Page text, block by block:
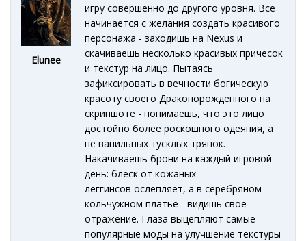
Elunee
игру совершенно до другого уровня. Всё
начинается с желания создать красивого
персонажа - заходишь на Nexus и
скачиваешь несколько красивых причесок
и текстур на лицо. Пытаясь
зафиксировать в вечности богическую
красоту своего Драконорожденного на
скриншоте - понимаешь, что это лицо
достойно более роскошного одеяния, а
не ванильных тусклых тряпок.
Накачиваешь брони на каждый игровой
день: блеск от кожаных
леггинсов ослепляет, а в серебряном
кольчужном платье - видишь своё
отражение. Глаза выцепляют самые
популярные моды на улучшение текстуры